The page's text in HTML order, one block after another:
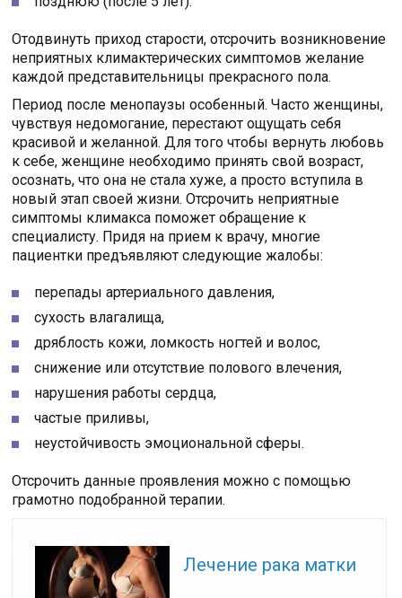
Отодвинуть приход старости, отсрочить возникновение
неприятных климактерических симптомов желание
каждой представительницы прекрасного пола.
Период после менопаузы особенный. Часто женщины,
чувствуя недомогание, перестают ощущать себя
красивой и желанной. Для того чтобы вернуть любовь
к себе, женщине необходимо принять свой возраст,
осознать, что она не стала хуже, а просто вступила в
новый этап своей жизни. Отсрочить неприятные
симптомы климакса поможет обращение к
специалисту. Придя на прием к врачу, многие
пациентки предъявляют следующие жалобы:
перепады артериального давления,
сухость влагалища,
дряблость кожи, ломкость ногтей и волос,
снижение или отсутствие полового влечения,
нарушения работы сердца,
частые приливы,
неустойчивость эмоциональной сферы.
Отсрочить данные проявления можно с помощью
грамотно подобранной терапии.
Лечение рака матки